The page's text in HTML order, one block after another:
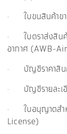
·ใบขนสินค้า
·ใบตราส่งสิ
อากาศ (AWB-
· บัญชีราคาสิ
· บัญชีรายละ
·ใบอนุญาตส
License)